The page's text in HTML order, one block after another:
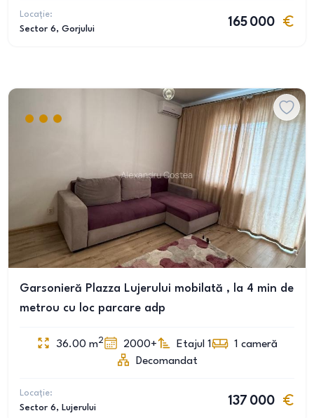
Locație:
Sector 6, Gorjului
165 000
Garsonieră Plazza Lujerului mobilată , la 4 min de
metrou cu loc parcare adp
36.00 m2 2000+ Etajul 1 1 cameră
Decomandat
Locație:
Sector 6, Lujerului
137 000